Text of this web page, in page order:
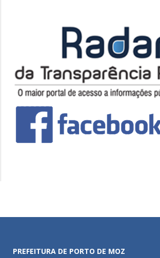
PREFEITURA DE PORTO DE MOZ